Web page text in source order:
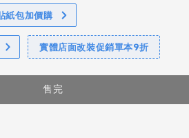
紙包加價購
實體店面改裝促銷單本9折
售完